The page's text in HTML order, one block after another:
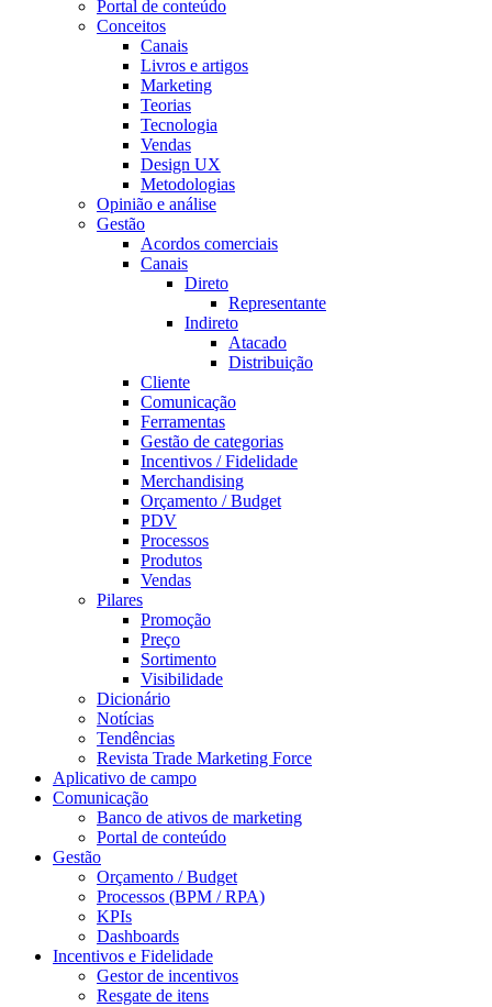
Portal de conteúdo
Conceitos
Canais
Livros e artigos
Marketing
Teorias
Tecnologia
Vendas
Design UX
Metodologias
Opinião e análise
Gestão
Acordos comerciais
Canais
Direto
Representante
Indireto
Atacado
Distribuição
Cliente
Comunicação
Ferramentas
Gestão de categorias
Incentivos / Fidelidade
Merchandising
Orçamento / Budget
PDV
Processos
Produtos
Vendas
Pilares
Promoção
Preço
Sortimento
Visibilidade
Dicionário
Notícias
Tendências
Revista Trade Marketing Force
Aplicativo de campo
Comunicação
Banco de ativos de marketing
Portal de conteúdo
Gestão
Orçamento / Budget
Processos (BPM / RPA)
KPIs
Dashboards
Incentivos e Fidelidade
Gestor de incentivos
Resgate de itens